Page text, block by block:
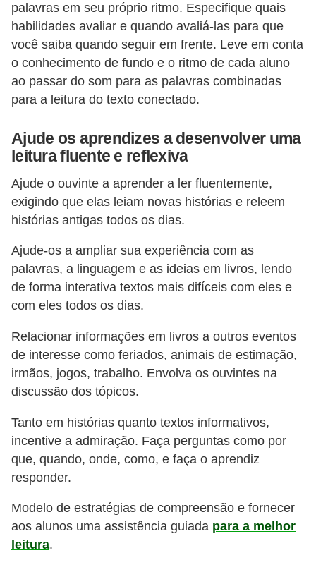
palavras em seu próprio ritmo. Especifique quais
habilidades avaliar e quando avaliá-las para que
você saiba quando seguir em frente. Leve em conta
o conhecimento de fundo e o ritmo de cada aluno
ao passar do som para as palavras combinadas
para a leitura do texto conectado.
Ajude os aprendizes a desenvolver uma
leitura fluente e reflexiva
Ajude o ouvinte a aprender a ler fluentemente,
exigindo que elas leiam novas histórias e releem
histórias antigas todos os dias.
Ajude-os a ampliar sua experiência com as
palavras, a linguagem e as ideias em livros, lendo
de forma interativa textos mais difíceis com eles e
com eles todos os dias.
Relacionar informações em livros a outros eventos
de interesse como feriados, animais de estimação,
irmãos, jogos, trabalho. Envolva os ouvintes na
discussão dos tópicos.
Tanto em histórias quanto textos informativos,
incentive a admiração. Faça perguntas como por
que, quando, onde, como, e faça o aprendiz
responder.
Modelo de estratégias de compreensão e fornecer
aos alunos uma assistência guiada para a melhor
leitura.